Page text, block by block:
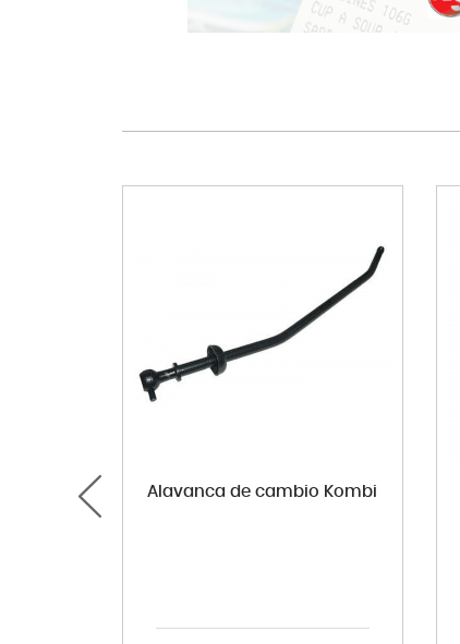
Alavanca de cambio Kombi